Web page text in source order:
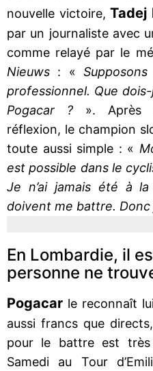
nouvelle victoire, Tadej
par un journaliste avec
comme relayé par le
Nieuws : «
professionnel. Que
Pogacar ? ». Après
réflexion, le champion
toute aussi simple : «
est possible dans le
Je n’ai jamais été à
doivent me battre. Donc
En Lombardie, il
personne ne
Pogacar le reconnaît
aussi francs que
pour le battre est très
Samedi au Tour